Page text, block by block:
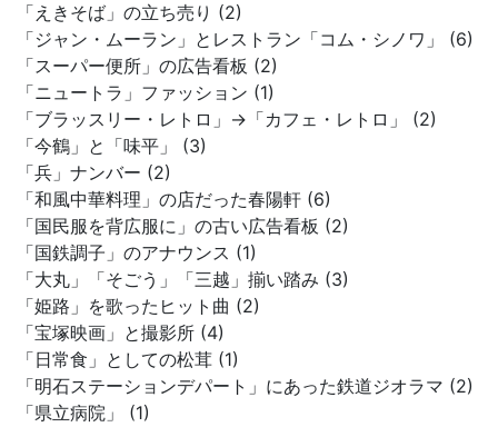
「えきそば」の立ち売り (2)
「ジャン・ムーラン」とレストラン「コム・シノワ」 (6)
「スーパー便所」の広告看板 (2)
「ニュートラ」ファッション (1)
「ブラッスリー・レトロ」→「カフェ・レトロ」 (2)
「今鶴」と「味平」 (3)
「兵」ナンバー (2)
「和風中華料理」の店だった春陽軒 (6)
「国民服を背広服に」の古い広告看板 (2)
「国鉄調子」のアナウンス (1)
「大丸」「そごう」「三越」揃い踏み (3)
「姫路」を歌ったヒット曲 (2)
「宝塚映画」と撮影所 (4)
「日常食」としての松茸 (1)
「明石ステーションデパート」にあった鉄道ジオラマ (2)
「県立病院」 (1)